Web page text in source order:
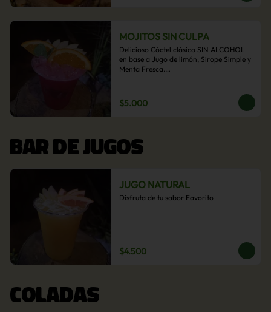
MOJITOS SIN CULPA
Delicioso Cóctel clásico SIN ALCOHOL
en base a Jugo de limón, Sirope Simple y
Menta Fresca.
$5.000
BAR DE JUGOS
JUGO NATURAL
Disfruta de tu sabor Favorito
$4.500
COLADAS